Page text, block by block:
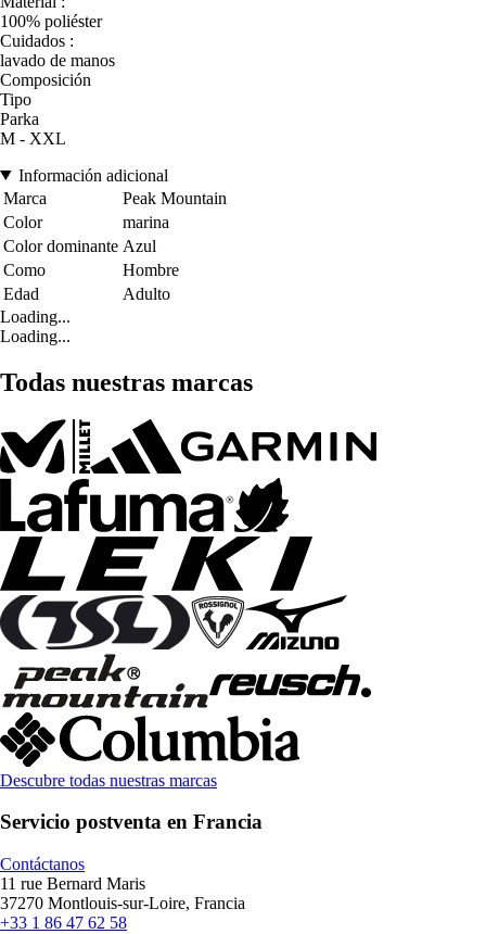
100% poliéster
Cuidados :
lavado de manos
Composición
Tipo
Parka
M - XXL
Información adicional
Marca
Peak Mountain
Color
marina
Color dominante Azul
Como
Hombre
Edad
Adulto
Loading...
Loading...
Todas nuestras marcas
Descubre todas nuestras marcas
Servicio postventa en Francia
Contáctanos
11 rue Bernard Maris
37270 Montlouis-sur-Loire, Francia
+33 1 86 47 62 58